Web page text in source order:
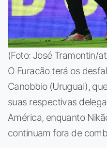
(Foto: José Tramontin/
O Furacão terá os
Canobbio (Uruguai),
suas respectivas
América, enquanto
continuam fora de